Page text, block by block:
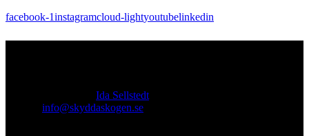
facebook-1instagramcloud-lightyoutubelinkedin
Ida Sellstedt
info@skyddaskogen.se